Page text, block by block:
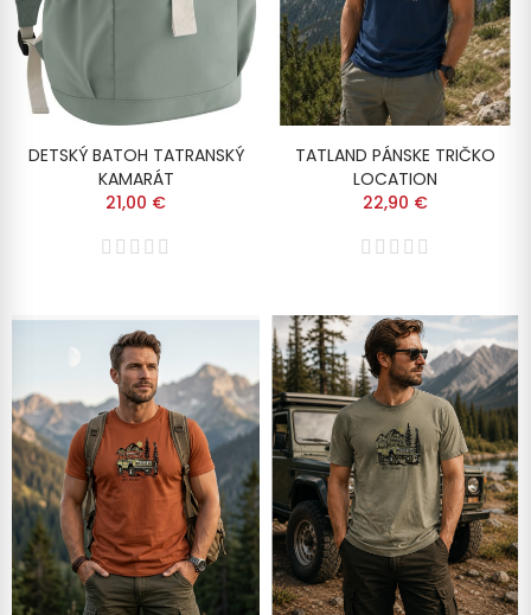
DETSKÝ BATOH TATRANSKÝ
KAMARÁT
21,00 €
TATLAND PÁNSKE TRIČKO
LOCATION
22,90 €